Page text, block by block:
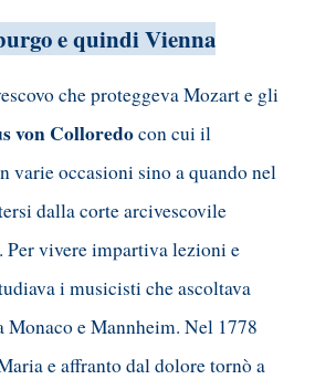
e quindi Vienna
che proteggeva Mozart e gli
von Colloredocon cui il
varie occasioni sino a quando nel
dalla corte arcivescovile
Per vivere impartiva lezioni e
i musicisti che ascoltava
Monaco e Mannheim. Nel 1778
e affranto dal dolore tornò a